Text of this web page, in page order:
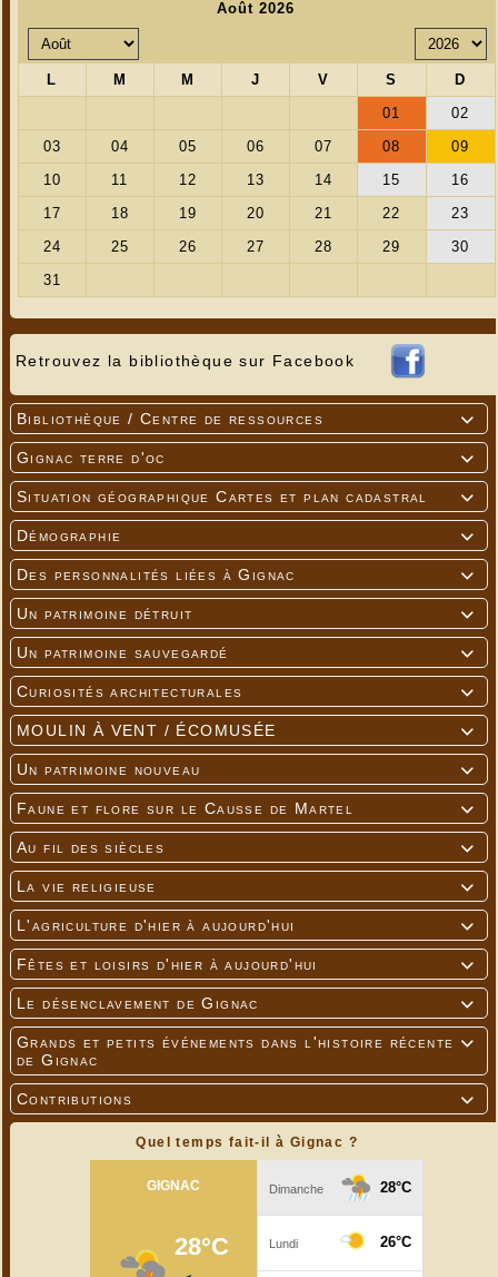
Retrouvez la bibliothèque sur Facebook

Bibliothèque / Centre de ressources

Gignac terre d'oc

Situation géographique Cartes et plan cadastral

Démographie

Des personnalités liées à Gignac

Un patrimoine détruit

Un patrimoine sauvegardé

Curiosités architecturales

MOULIN À VENT / ÉCOMUSÉE

Un patrimoine nouveau

Faune et flore sur le Causse de Martel

Au fil des siècles

La vie religieuse

L'agriculture d'hier à aujourd'hui

Fêtes et loisirs d'hier à aujourd'hui

Le désenclavement de Gignac

Grands et petits événements dans l'histoire récente
de Gignac

Contributions
Quel temps fait-il à Gignac ?